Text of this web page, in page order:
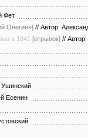
Фет
Онегин»] // Автор:
в 1841 [отрывок] //
Ушинский
Есенин